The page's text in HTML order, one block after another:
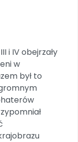
opłat
i IV obejrzały
w
był to